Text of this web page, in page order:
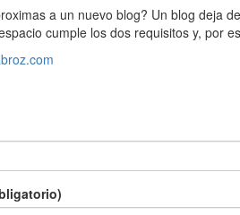
a un nuevo blog? Un blog deja
cumple los dos requisitos y, por